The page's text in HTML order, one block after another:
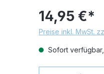
14,95 €*
Preise inkl. MwSt.
Sofort